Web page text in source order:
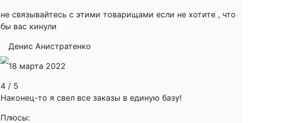
не связывайтесь с этими товарищами если не хотите , что
бы вас кинули
Денис Анистратенко
18 марта 2022
4 / 5
Наконец-то я свел все заказы в единую базу!
Плюсы: